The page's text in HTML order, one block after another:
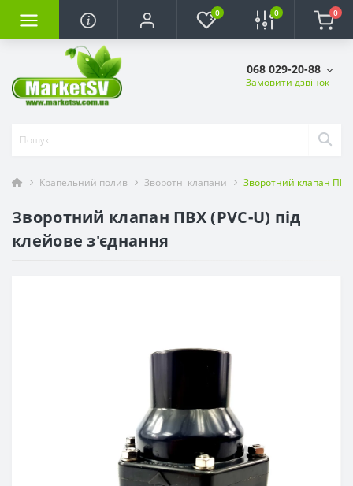
0 0 0
068 029-20-88
Замовити дзвінок
Крапельний полив Зворотні клапани Зворотний клапан ПВХ
Зворотний клапан ПВХ (PVC-U) під
клейове з'єднання